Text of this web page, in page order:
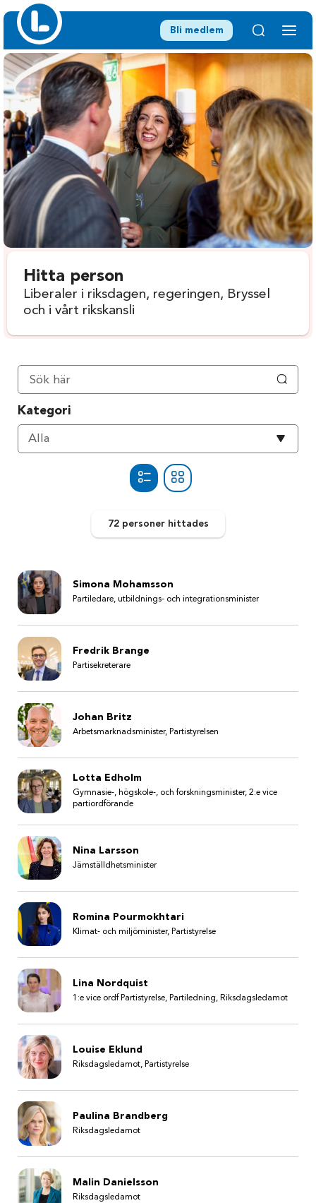
Bli medlem
Hitta person
Liberaler i riksdagen, regeringen, Bryssel
och i vårt rikskansli
Kategori
Alla
72 personerhittades
Simona Mohamsson
Partiledare, utbildnings- och integrationsminister
Fredrik Brange
Partisekreterare
Johan Britz
Arbetsmarknadsminister, Partistyrelsen
Lotta Edholm
Gymnasie-, högskole-, och forskningsminister, 2:e vice
partiordförande
Nina Larsson
Jämställdhetsminister
Romina Pourmokhtari
Klimat- och miljöminister, Partistyrelse
Lina Nordquist
1:e vice ordf Partistyrelse, Partiledning, Riksdagsledamot
Louise Eklund
Riksdagsledamot, Partistyrelse
Paulina Brandberg
Riksdagsledamot
Malin Danielsson
Riksdagsledamot